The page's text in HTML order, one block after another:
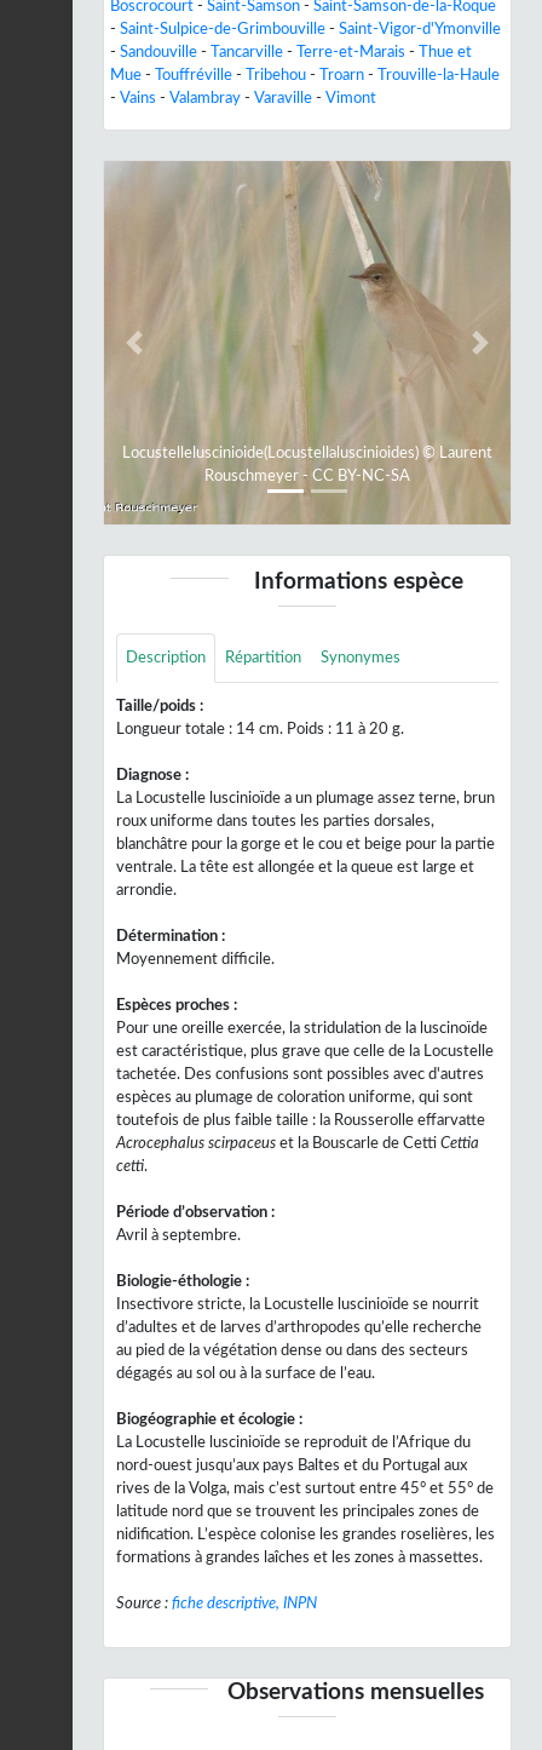
Boscrocourt - Saint-Samson - Saint-Samson-de-la-Roque
- Saint-Sulpice-de-Grimbouville - Saint-Vigor-d'Ymonville
- Sandouville - Tancarville - Terre-et-Marais -
Thue et
Mue - Touffréville - Tribehou - Troarn -
Trouville-la-Haule
- Vains - Valambray - Varaville - Vimont
Locustelleluscinioide(Locustellaluscinioides) © Laurent
Rouschmeyer - CC BY-NC-SA
Previous Next
Informations espèce
Description Répartition Synonymes
Taille/poids :
Longueur totale : 14 cm. Poids : 11 à 20 g.
Diagnose :
La Locustelle luscinioïde a un plumage assez terne, brun
roux uniforme dans toutes les parties dorsales,
blanchâtre pour la gorge et le cou et beige pour la partie
ventrale. La tête est allongée et la queue est large et
arrondie.
Détermination :
Moyennement difficile.
Espèces proches :
Pour une oreille exercée, la stridulation de la luscinoïde
est caractéristique, plus grave que celle de la Locustelle
tachetée. Des confusions sont possibles avec d'autres
espèces au plumage de coloration uniforme, qui sont
toutefois de plus faible taille : la Rousserolle effarvatte
Acrocephalus scirpaceus et la Bouscarle de Cetti Cettia
cetti.
Période d’observation :
Avril à septembre.
Biologie-éthologie :
Insectivore stricte, la Locustelle luscinioïde se nourrit
d’adultes et de larves d’arthropodes qu’elle recherche
au pied de la végétation dense ou dans des secteurs
dégagés au sol ou à la surface de l’eau.
Biogéographie et écologie :
La Locustelle luscinioïde se reproduit de l’Afrique du
nord-ouest jusqu’aux pays Baltes et du Portugal aux
rives de la Volga, mais c’est surtout entre 45° et 55° de
latitude nord que se trouvent les principales zones de
nidification. L’espèce colonise les grandes roselières, les
formations à grandes laîches et les zones à massettes.
Source : fiche descriptive, INPN
Observations mensuelles